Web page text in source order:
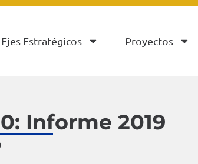
Ejes Estratégicos Proyectos
Informe 2019